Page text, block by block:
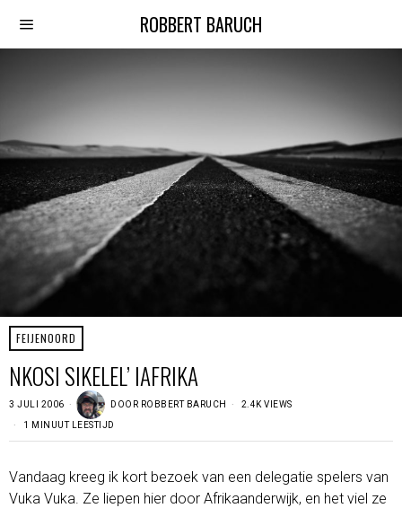
ROBBERT BARUCH
FEIJENOORD
NKOSI SIKELEL’ IAFRIKA
3 JULI 2006 DOOR ROBBERT BARUCH 2.4K VIEWS
1 MINUUT LEESTIJD
Vandaag kreeg ik kort bezoek van een delegatie spelers van
Vuka Vuka. Ze liepen hier door Afrikaanderwijk, en het viel ze